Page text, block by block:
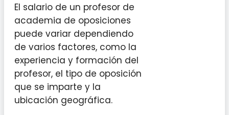
El salario de un profesor de
academia de oposiciones
puede variar dependiendo
de varios factores, como la
experiencia y formación del
profesor, el tipo de oposición
que se imparte y la
ubicación geográfica.